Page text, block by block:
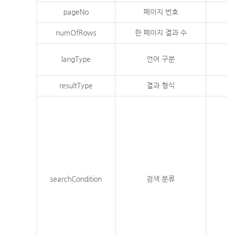
pageNo 페이지 번호
numOfRows 한 페이지 결과 수
langType 언어 구분
resultType 결과 형식
searchCondition 검색 분류